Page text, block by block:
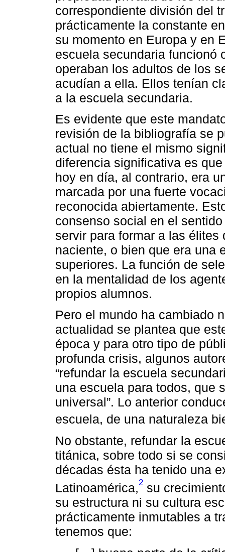
correspondiente división del
prácticamente la constante
su momento en Europa y en
escuela secundaria funcionó
operaban los adultos de los
acudían a ella. Ellos tenían
a la escuela secundaria.
Es evidente que este
revisión de la bibliografía se
actual no tiene el mismo
diferencia significativa es
hoy en día, al contrario, era
marcada por una fuerte
reconocida abiertamente.
consenso social en el
servir para formar a las
naciente, o bien que era una
superiores. La función de
en la mentalidad de los
propios alumnos.
Pero el mundo ha cambiado
actualidad se plantea que
época y para otro tipo de
profunda crisis, algunos
“refundar la escuela
una escuela para todos, que
universal”. Lo anterior
escuela, de una naturaleza
No obstante, refundar la
titánica, sobre todo si se
décadas ésta ha tenido una
Latinoamérica,2 su
su estructura ni su cultura
prácticamente inmutables a
tenemos que: